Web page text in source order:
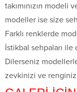
takımınızın modeli
modeller ise size
Farklı renklerde
İstikbal sehpaları ile
Dilerseniz
zevkinizi ve